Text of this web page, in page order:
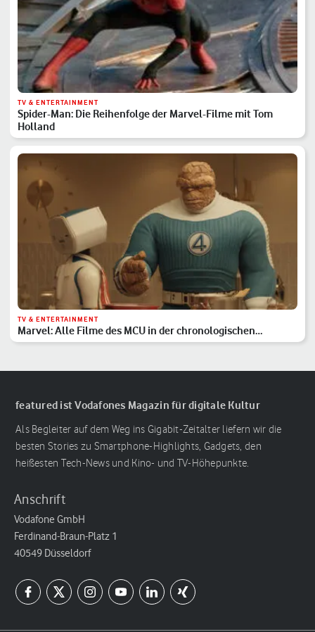
TV & ENTERTAINMENT
Spider-Man: Die Reihenfolge der Marvel-Filme mit Tom
Holland
TV & ENTERTAINMENT
Marvel: Alle Filme des MCU in der chronologischen
Reihenfolge
featured ist Vodafones Magazin für digitale Kultur
Als Begleiter auf dem Weg ins Gigabit-Zeitalter liefern wir die
besten Stories zu Smartphone-Highlights, Gadgets, den
heißesten Tech-News und Kino- und TV-Höhepunkte.
Anschrift
Vodafone GmbH
Ferdinand-Braun-Platz 1
40549 Düsseldorf